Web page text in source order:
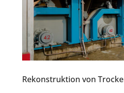
Rekonstruktion von